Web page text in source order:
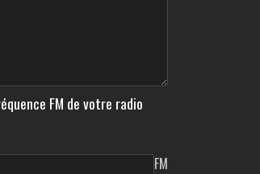
FM de votre radio
FM